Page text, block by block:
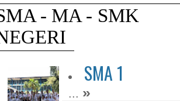
- MA - SMK
SMA 1
... »